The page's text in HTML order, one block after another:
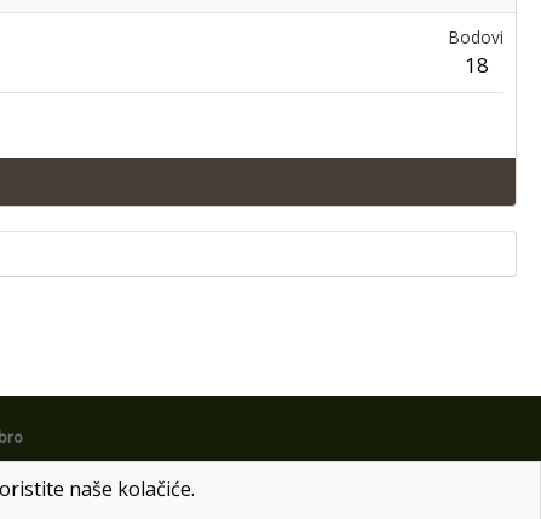
Bodovi
18
naše kolačiće.